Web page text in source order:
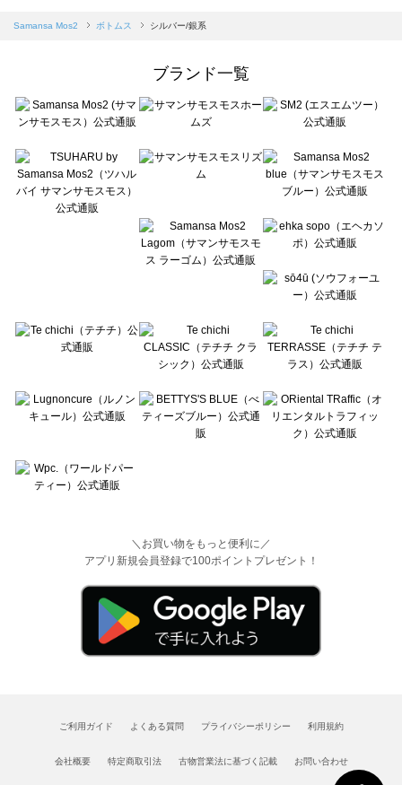
Samansa Mos2 blue（サマンサモスモス ブルー）のボトムス一覧
sō4ū（ソウフォーユー）のボトムス一覧
Te chichi（テチチ）のボトムス一覧
Te chichi CLASSIC（テチチ クラシック）のボトムス一覧
Lugnoncure（ルノンキュール）のボトムス一覧
BETTY'S BLUE（べティーズブルー）のボトムス一覧
Wpc.（ワールドパーティー）のボトムス一覧
Samansa Mos2 ボトムス シルバー/銀系
ブランド一覧
＼お買い物をもっと便利に／
アプリ新規会員登録で100ポイントプレゼント！
ご利用ガイド よくある質問 プライバシーポリシー 利用規約
会社概要 特定商取引法 古物営業法に基づく記載 お問い合わせ